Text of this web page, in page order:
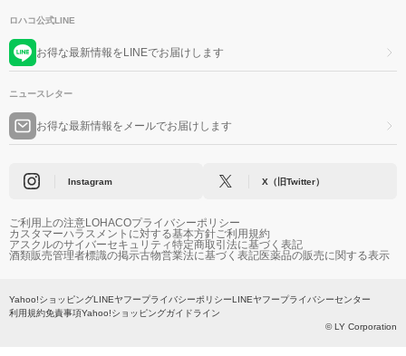
ロハコ公式LINE
お得な最新情報をLINEでお届けします
ニュースレター
お得な最新情報をメールでお届けします
Instagram X（旧Twitter）
ご利用上の注意LOHACOプライバシーポリシー
カスタマーハラスメントに対する基本方針ご利用規約
アスクルのサイバーセキュリティ特定商取引法に基づく表記
酒類販売管理者標識の掲示古物営業法に基づく表記医薬品の販売に関する表示
Yahoo!ショッピングLINEヤフープライバシーポリシーLINEヤフープライバシーセンター
利用規約免責事項Yahoo!ショッピングガイドライン
© LY Corporation